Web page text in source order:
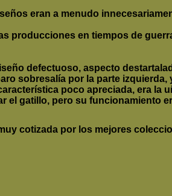
eran a menudo
producciones en tiempos de
defectuoso, aspecto
sobresalía por la parte
poco apreciada, era la
gatillo, pero su funcionamiento
cotizada por los mejores